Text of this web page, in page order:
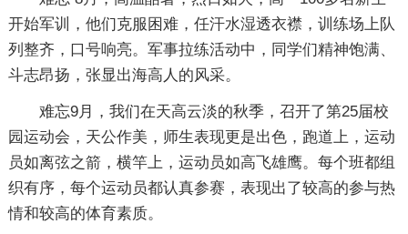
开始军训，他们克服困难，任汗水湿透衣襟，训练场上队
列整齐，口号响亮。军事拉练活动中，同学们精神饱满、
斗志昂扬，张显出海高人的风采。
难忘9月，我们在天高云淡的秋季，召开了第25届校
园运动会，天公作美，师生表现更是出色，跑道上，运动
员如离弦之箭，横竿上，运动员如高飞雄鹰。每个班都组
织有序，每个运动员都认真参赛，表现出了较高的参与热
情和较高的体育素质。